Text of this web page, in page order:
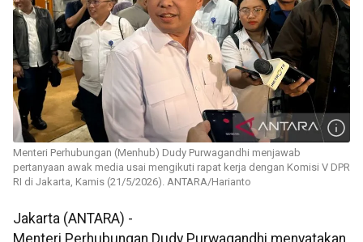
Menteri Perhubungan (Menhub) Dudy Purwagandhi menjawab
pertanyaan awak media usai mengikuti rapat kerja dengan Komisi V DPR
RI di Jakarta, Kamis (21/5/2026). ANTARA/Harianto
Jakarta (ANTARA) -